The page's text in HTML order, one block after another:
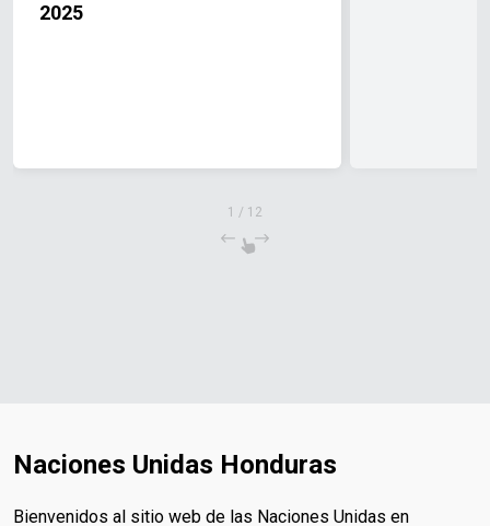
2025
1 / 12
Naciones Unidas Honduras
Bienvenidos al sitio web de las Naciones Unidas en